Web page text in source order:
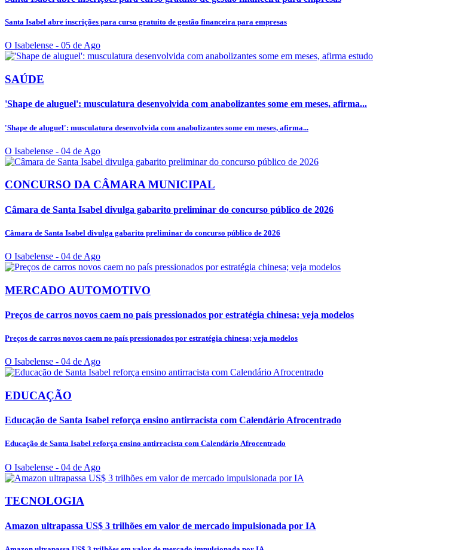
Santa Isabel abre inscrições para curso gratuito de gestão financeira para empresas
O Isabelense - 05 de Ago
SAÚDE
'Shape de aluguel': musculatura desenvolvida com anabolizantes some em meses, afirma...
'Shape de aluguel': musculatura desenvolvida com anabolizantes some em meses, afirma...
O Isabelense - 04 de Ago
CONCURSO DA CÂMARA MUNICIPAL
Câmara de Santa Isabel divulga gabarito preliminar do concurso público de 2026
Câmara de Santa Isabel divulga gabarito preliminar do concurso público de 2026
O Isabelense - 04 de Ago
MERCADO AUTOMOTIVO
Preços de carros novos caem no país pressionados por estratégia chinesa; veja modelos
Preços de carros novos caem no país pressionados por estratégia chinesa; veja modelos
O Isabelense - 04 de Ago
EDUCAÇÃO
Educação de Santa Isabel reforça ensino antirracista com Calendário Afrocentrado
Educação de Santa Isabel reforça ensino antirracista com Calendário Afrocentrado
O Isabelense - 04 de Ago
TECNOLOGIA
Amazon ultrapassa US$ 3 trilhões em valor de mercado impulsionada por IA